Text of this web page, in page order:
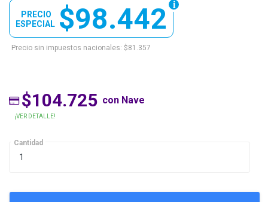
$98.442
PRECIO
ESPECIAL
Precio sin impuestos nacionales: $81.357
$104.725 con Nave
¡VER DETALLE!
Cantidad